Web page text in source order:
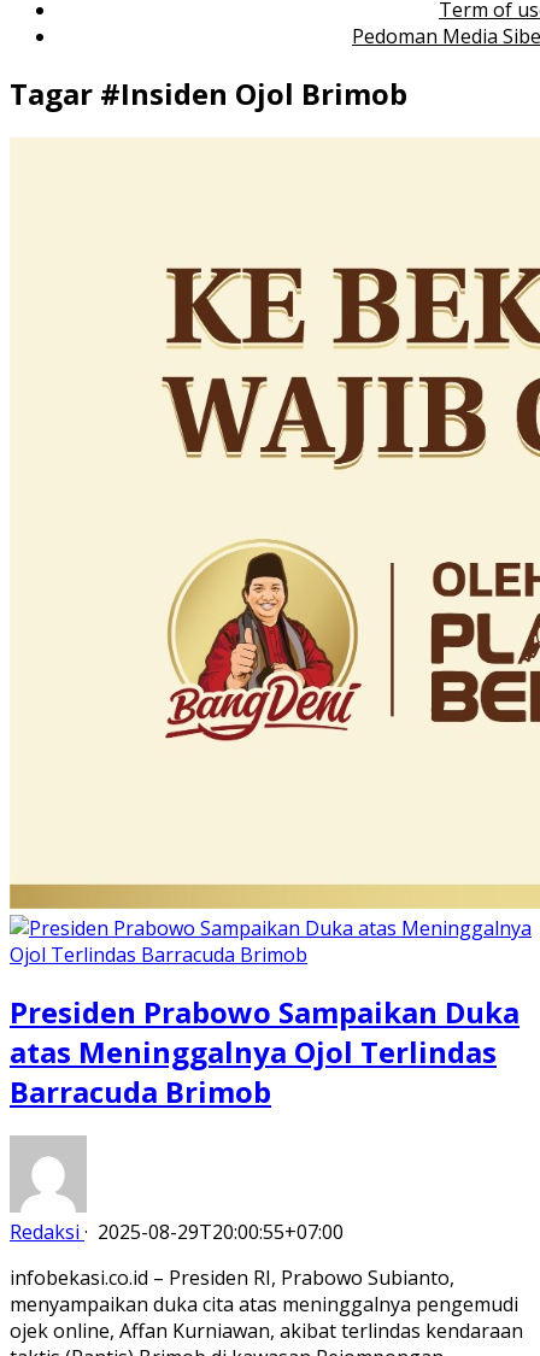
Term of
Pedoman Media
Tagar #Insiden Ojol Brimob
Presiden Prabowo Sampaikan Duka
atas Meninggalnya Ojol Terlindas
Barracuda Brimob
Redaksi · 2025-08-29T20:00:55+07:00
infobekasi.co.id – Presiden RI, Prabowo Subianto,
menyampaikan duka cita atas meninggalnya pengemudi
ojek online, Affan Kurniawan, akibat terlindas kendaraan